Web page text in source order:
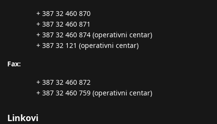
+ 387 32 460 870
+ 387 32 460 871
+ 387 32 460 874 (operativni centar)
+ 387 32 121 (operativni centar)
Fax:
+ 387 32 460 872
+ 387 32 460 759 (operativni centar)
Linkovi